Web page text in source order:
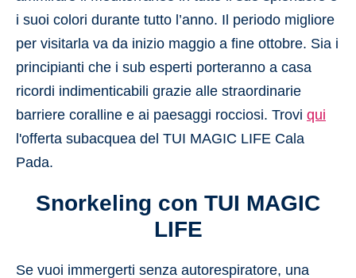
i suoi colori durante tutto l’anno. Il periodo migliore
per visitarla va da inizio maggio a fine ottobre. Sia i
principianti che i sub esperti porteranno a casa
ricordi indimenticabili grazie alle straordinarie
barriere coralline e ai paesaggi rocciosi. Trovi qui
l'offerta subacquea del TUI MAGIC LIFE Cala
Pada.
Snorkeling con TUI MAGIC
LIFE
Se vuoi immergerti senza autorespiratore, una